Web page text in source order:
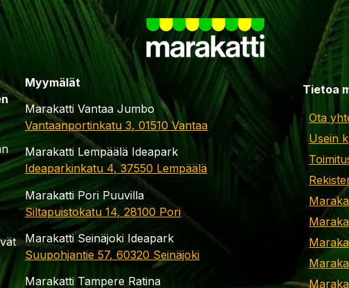
Myymälät
Marakatti Vantaa Jumbo
Vantaanportinkatu 3, 01510 Vantaa
Marakatti Lempäälä Ideapark
Ideaparkinkatu 4, 37550 Lempäälä
Marakatti Pori Puuvilla
Siltapuistokatu 14, 28100 Pori
Marakatti Seinäjoki Ideapark
Suupohjantie 57, 60320 Seinäjoki
Marakatti Tampere Ratina
Tietoa
Ota
Usein